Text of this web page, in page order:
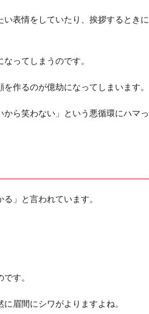
表情をしていたり、挨拶するときに
ってしまうのです。
作るのが億劫になってしまいます。
ら笑わない」という悪循環にハマっ
」と言われています。
す。
眉間にシワがよりますよね。